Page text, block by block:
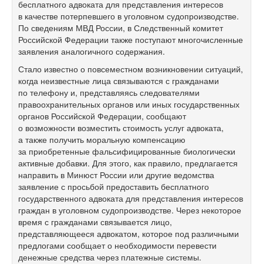
бесплатного адвоката для представления интересов
в качестве потерпевшего в уголовном судопроизводстве.
По сведениям МВД России, в Следственный комитет
Российской Федерации также поступают многочисленные
заявления аналогичного содержания.
Стало известно о повсеместном возникновении ситуаций,
когда неизвестные лица связываются с гражданами
по телефону и, представляясь следователями
правоохранительных органов или иных государственных
органов Российской Федерации, сообщают
о возможности возместить стоимость услуг адвоката,
а также получить моральную компенсацию
за приобретенные фальсифицированные биологически
активные добавки. Для этого, как правило, предлагается
направить в Минюст России или другие ведомства
заявление с просьбой предоставить бесплатного
государственного адвоката для представления интересов
граждан в уголовном судопроизводстве. Через некоторое
время с гражданами связывается лицо,
представляющееся адвокатом, которое под различными
предлогами сообщает о необходимости перевести
денежные средства через платежные системы.